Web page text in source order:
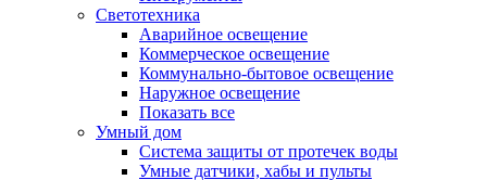
Светотехника
Аварийное освещение
Коммерческое освещение
Коммунально-бытовое освещение
Наружное освещение
Показать все
Умный дом
Система защиты от протечек воды
Умные датчики, хабы и пульты